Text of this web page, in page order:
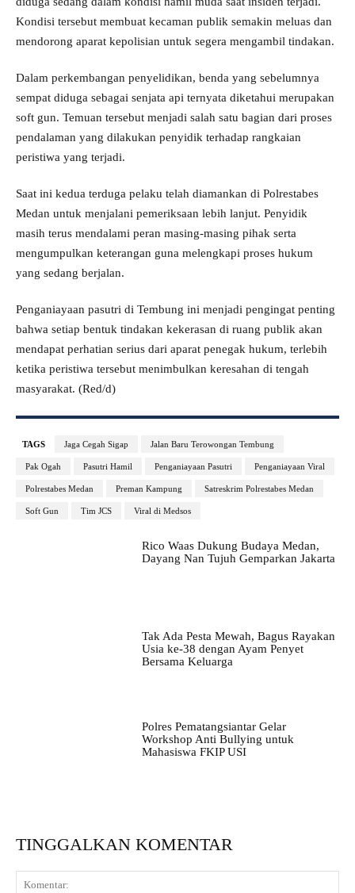
Kondisi tersebut membuat kecaman publik semakin meluas dan
mendorong aparat kepolisian untuk segera mengambil tindakan.
Dalam perkembangan penyelidikan, benda yang sebelumnya
sempat diduga sebagai senjata api ternyata diketahui merupakan
soft gun. Temuan tersebut menjadi salah satu bagian dari proses
pendalaman yang dilakukan penyidik terhadap rangkaian
peristiwa yang terjadi.
Saat ini kedua terduga pelaku telah diamankan di Polrestabes
Medan untuk menjalani pemeriksaan lebih lanjut. Penyidik
masih terus mendalami peran masing-masing pihak serta
mengumpulkan keterangan guna melengkapi proses hukum
yang sedang berjalan.
Penganiayaan pasutri di Tembung ini menjadi pengingat penting
bahwa setiap bentuk tindakan kekerasan di ruang publik akan
mendapat perhatian serius dari aparat penegak hukum, terlebih
ketika peristiwa tersebut menimbulkan keresahan di tengah
masyarakat. (Red/d)
TAGS Jaga Cegah Sigap Jalan Baru Terowongan Tembung
Pak Ogah Pasutri Hamil Penganiayaan Pasutri Penganiayaan Viral
Polrestabes Medan Preman Kampung Satreskrim Polrestabes Medan
Soft Gun Tim JCS Viral di Medsos
Rico Waas Dukung Budaya Medan,
Dayang Nan Tujuh Gemparkan Jakarta
Tak Ada Pesta Mewah, Bagus Rayakan
Usia ke-38 dengan Ayam Penyet
Bersama Keluarga
Polres Pematangsiantar Gelar
Workshop Anti Bullying untuk
Mahasiswa FKIP USI
TINGGALKAN KOMENTAR